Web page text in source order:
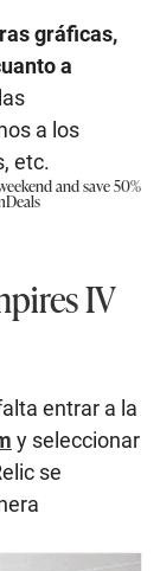
gráficas,
a
a los
etc.
and save 50%
IV
entrar a la
y seleccionar
se